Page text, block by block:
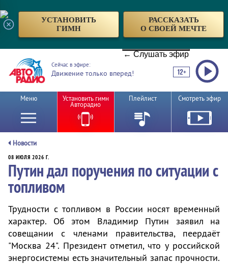
УСТАНОВИТЬ
ГИМН
РАССКАЗАТЬ
О СВОЕЙ МЕЧТЕ
← Слушать эфир
Сейчас в эфире:
Движение только вперед!
Меню Установить гимн
Авторадио
Плейлист Смотреть эфир
Новости
08 ИЮЛЯ 2026 Г.
Путин дал поручения по ситуации с
топливом
Трудности с топливом в России носят временный
характер. Об этом Владимир Путин заявил на
совещании с членами правительства, пеердаёт
"Москва 24". Президент отметил, что у российской
энергосистемы есть значительный запас прочности.